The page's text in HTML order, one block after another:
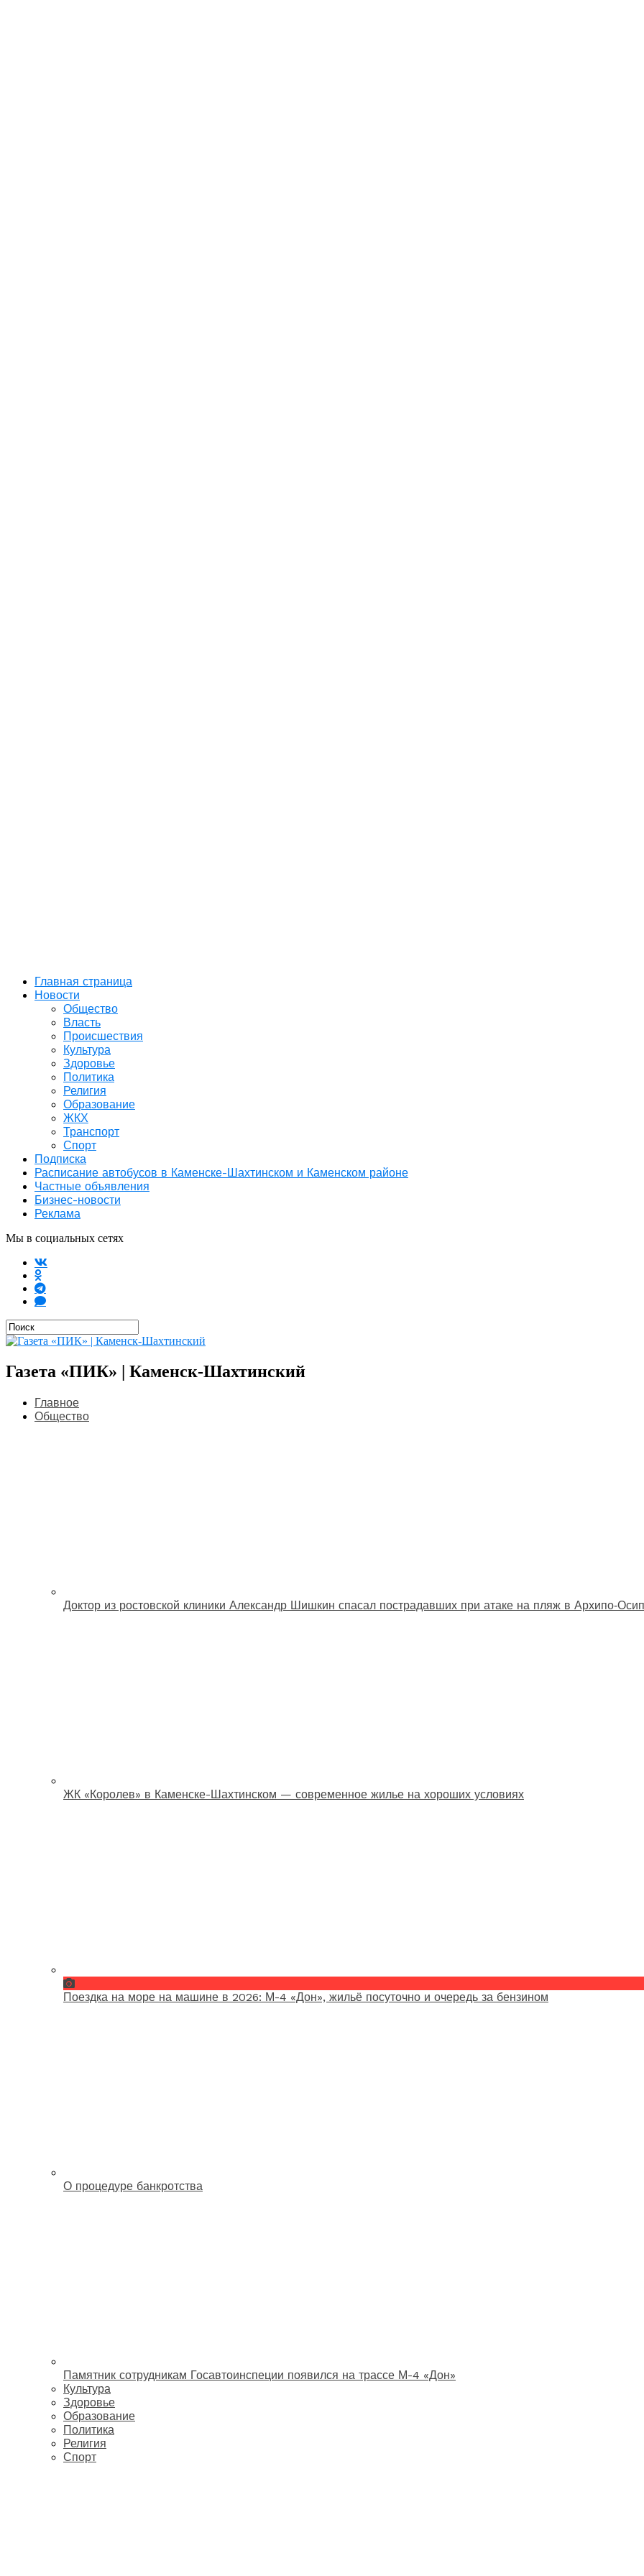
Главная страница
Новости
Общество
Власть
Происшествия
Культура
Здоровье
Политика
Религия
Образование
ЖКХ
Транспорт
Спорт
Подписка
Расписание автобусов в Каменске-Шахтинском и Каменском районе
Частные объявления
Бизнес-новости
Реклама
Мы в социальных сетях
Газета «ПИК» | Каменск-Шахтинский
Главное
Общество
Доктор из ростовской клиники Александр Шишкин спасал пострадавших при атаке на пляж в
ЖК «Королев» в Каменске-Шахтинском — современное жилье на хороших условиях
Поездка на море на машине в 2026: М-4 «Дон», жильё посуточно и очередь за бензином
О процедуре банкротства
Памятник сотрудникам Госавтоинспеции появился на трассе М-4 «Дон»
Культура
Здоровье
Образование
Политика
Религия
Спорт